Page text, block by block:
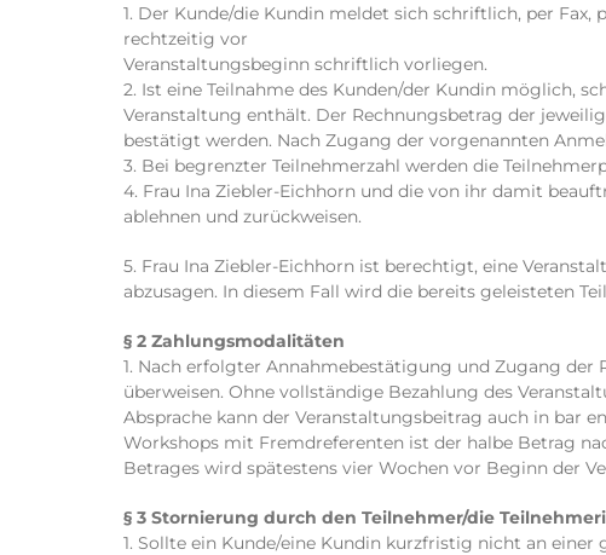
1. Der Kunde/die Kundin meldet sich schriftlich, per
rechtzeitig vor
Veranstaltungsbeginn schriftlich vorliegen.
2. Ist eine Teilnahme des Kunden/der Kundin möglich,
Veranstaltung enthält. Der Rechnungsbetrag der
bestätigt werden. Nach Zugang der vorgenannten
3. Bei begrenzter Teilnehmerzahl werden die
4. Frau Ina Ziebler-Eichhorn und die von ihr damit
ablehnen und zurückweisen.
5. Frau Ina Ziebler-Eichhorn ist berechtigt, eine
abzusagen. In diesem Fall wird die bereits geleisteten
§ 2 Zahlungsmodalitäten
1. Nach erfolgter Annahmebestätigung und Zugang
überweisen. Ohne vollständige Bezahlung des
Absprache kann der Veranstaltungsbeitrag auch in bar
Workshops mit Fremdreferenten ist der halbe Betrag
Betrages wird spätestens vier Wochen vor Beginn der
§ 3 Stornierung durch den Teilnehmer/die
1. Sollte ein Kunde/eine Kundin kurzfristig nicht an